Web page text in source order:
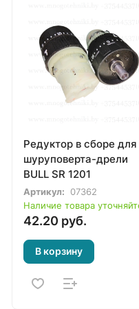
Редуктор в сборе для
шуруповерта-дрели
BULL SR 1201
Артикул:
07362
Наличие товара
42.20 руб.
В корзину